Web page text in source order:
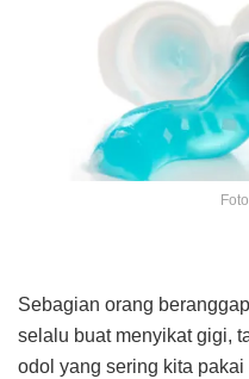
Sebagian orang
selalu buat menyikat gigi,
odol yang sering kita